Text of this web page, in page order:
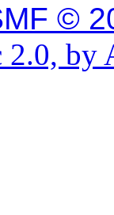
©
2.0, by